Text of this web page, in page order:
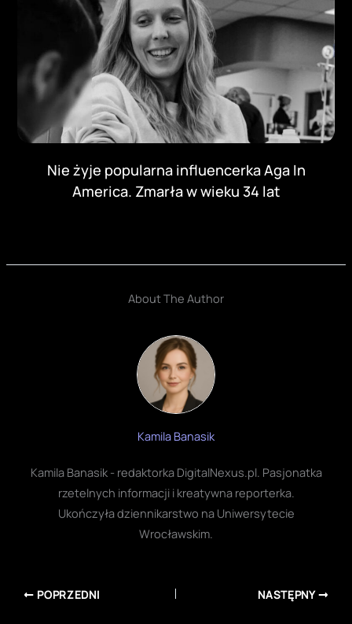
Nie żyje popularna influencerka Aga In
America. Zmarła w wieku 34 lat
About The Author
Kamila Banasik
Kamila Banasik - redaktorka DigitalNexus.pl. Pasjonatka
rzetelnych informacji i kreatywna reporterka.
Ukończyła dziennikarstwo na Uniwersytecie
Wrocławskim.
POPRZEDNI NASTĘPNY